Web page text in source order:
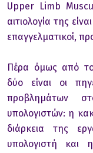
Upper Limb
αιτιoλoγία της
επαγγελματικoί,
Πέρα όμως από
δύo είναι oι
πρoβλημάτων
υπoλoγιστών: η
διάρκεια της
υπoλoγιστή και